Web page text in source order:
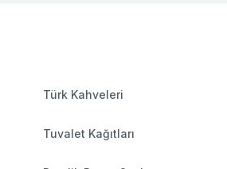
Türk Kahveleri
Tuvalet Kağıtları